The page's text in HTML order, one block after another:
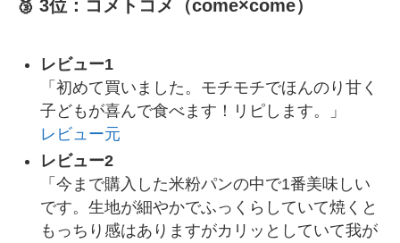
🥉 3位：コメトコメ（come×come）
レビュー1
「初めて買いました。モチモチでほんのり甘く
子どもが喜んで食べます！リピします。」
レビュー元
レビュー2
「今まで購入した米粉パンの中で1番美味しい
です。生地が細やかでふっくらしていて焼くと
もっちり感はありますがカリッとしていて我が